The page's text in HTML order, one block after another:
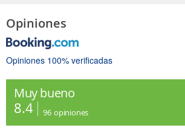
Opiniones
Opiniones 100% verificadas
Muy bueno
8.4 96 opiniones